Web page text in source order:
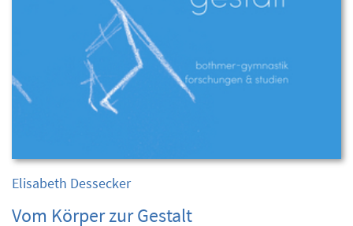
Elisabeth Dessecker
Vom Körper zur Gestalt